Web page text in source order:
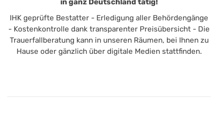
IHK geprüfte Bestatter - Erledigung aller Behördengänge
- Kostenkontrolle dank transparenter Preisübersicht - Die
Trauerfallberatung kann in unseren Räumen, bei Ihnen zu
Hause oder gänzlich über digitale Medien stattfinden.